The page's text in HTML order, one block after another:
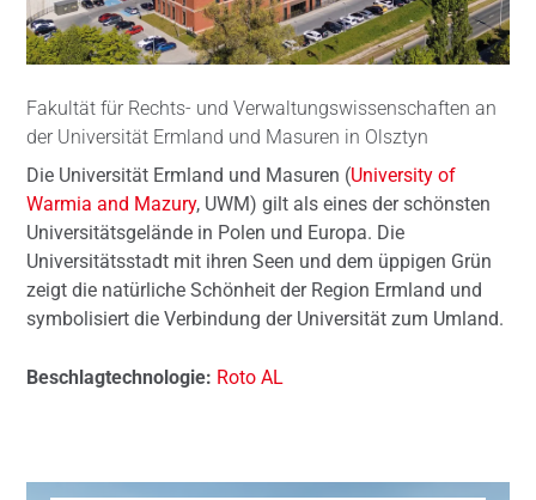
Fakultät für Rechts- und Verwaltungswissenschaften an
der Universität Ermland und Masuren in Olsztyn
Die Universität Ermland und Masuren (University of
Warmia and Mazury, UWM) gilt als eines der schönsten
Universitätsgelände in Polen und Europa. Die
Universitätsstadt mit ihren Seen und dem üppigen Grün
zeigt die natürliche Schönheit der Region Ermland und
symbolisiert die Verbindung der Universität zum Umland.
Beschlagtechnologie: Roto AL